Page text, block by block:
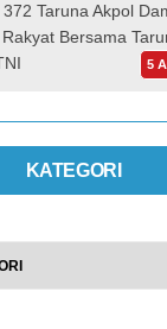
Taruna Akpol
Bersama
5
KATEGORI